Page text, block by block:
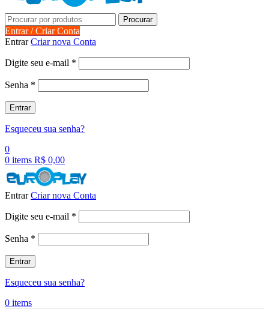
Procurar
Entrar / Criar Conta
EntrarCriar nova Conta
Digite seu e-mail *
Senha *
Entrar
Esqueceu sua senha?
0
0 items R$ 0,00
EntrarCriar nova Conta
Digite seu e-mail *
Senha *
Entrar
Esqueceu sua senha?
0 items